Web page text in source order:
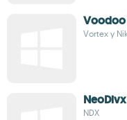
Voodoo
Vortex y
NDX